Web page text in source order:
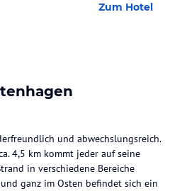
Zum Hotel
und abwechslungsreich.
4,5 km kommt jeder auf seine
in verschiedene Bereiche
ganz im Osten befindet sich ein